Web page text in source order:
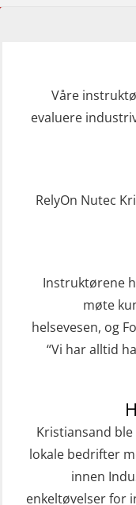
Additional
Norwegian
for
(FSC122)
Påbygging
for sjøfolk
Basic
(OBS1052)
System
(OBS119)
Våre
evaluere
RelyOn Nutec
Instruktørene
møte
helsevesen, og
“Vi har alltid
Kristiansand
lokale bedrifter
innen
enkeltøvelser for